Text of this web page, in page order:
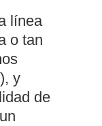
línea
o tan
y
de